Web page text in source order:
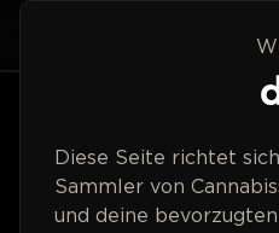
Zum Inhalt springen
Diese Seite richtet
Sammler von
und deine